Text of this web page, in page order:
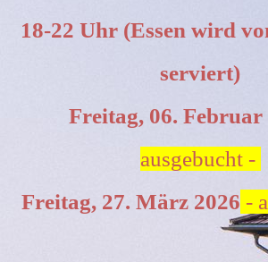
18-22 Uhr (Essen wird
serviert)
Freitag, 06. Februar
ausgebucht -
Freitag, 27. März 2026 -